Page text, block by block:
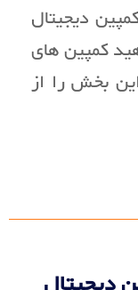
دیجیتال
کمپین های
بخش را از